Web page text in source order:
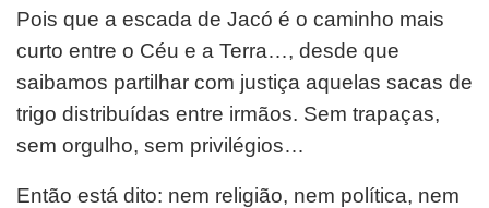
Pois que a escada de Jacó é o caminho mais
curto entre o Céu e a Terra…, desde que
saibamos partilhar com justiça aquelas sacas de
trigo distribuídas entre irmãos. Sem trapaças,
sem orgulho, sem privilégios…
Então está dito: nem religião, nem política, nem